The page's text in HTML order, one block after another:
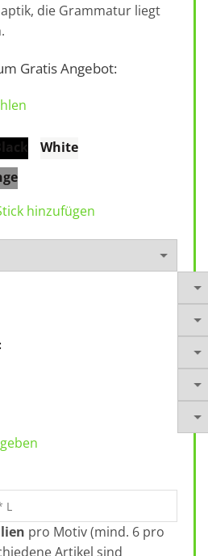
die Grammatur liegt
Gratis Angebot:
White
hinzufügen
pro Motiv (mind. 6 pro
Artikel sind